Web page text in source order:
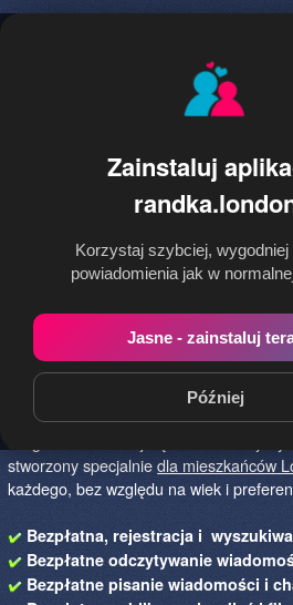
Zainstaluj
Korzystaj szybciej, wygodniej
powiadomienia jak w
Jasne - zainstaluj
Później
Randka.london to najlepszy sposób na
w Londynie!Określ czego szukasz i
Znajdziesz tu osoby szukające miłości
na randkę, imprezę i spotkanie na
stworzony specjalniedla mieszkańców
każdego, bez względu na wiek i
Bezpłatna, rejestracja i
Bezpłatne odczytywanie
Bezpłatne pisanie wiadomości i